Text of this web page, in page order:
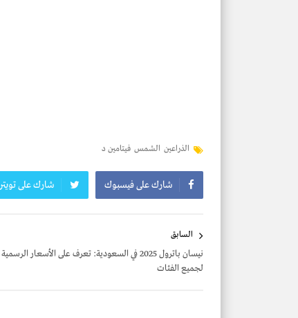
الذراعين الشمس فيتامين د
شارك على فيسبوك شارك على تويتر
المقالات
السابق
نيسان باترول 2025 في السعودية: تعرف على الأسعار الرسمية
لجميع الفئات